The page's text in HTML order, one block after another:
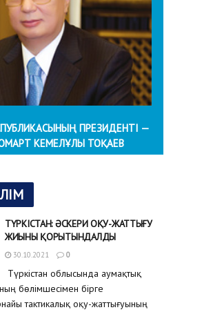
ПРЕЗИДЕНТІ —
КЕМЕЛҰЛЫ ТОҚАЕВ
ТҮРКІСТАН: ӘСКЕРИ ОҚУ-ЖАТТЫҒУ
ЖИЫНЫ ҚОРЫТЫНДАЛДЫ
30.10.2021 0
Түркістан облысында аумақтық
бөлімшесімен бірге
тактикалық оқу-жаттығуының